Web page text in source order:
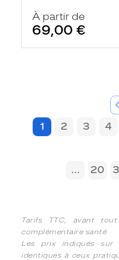
À partir de
69,00 €
1 2 3 4
...
20
Tarifs TTC, avant
complémentaire santé
Les prix indiqués
identiques à ceux